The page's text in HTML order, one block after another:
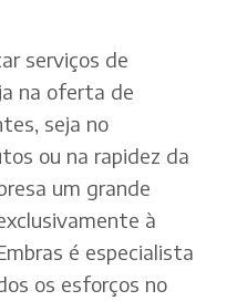
serviços de
na oferta de
seja no
ou na rapidez da
um grande
à
é especialista
os esforços no